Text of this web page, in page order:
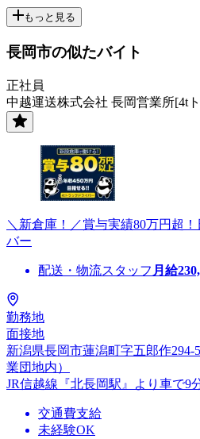
もっと見る
長岡市の似たバイト
正社員
中越運送株式会社 長岡営業所[4t
＼新倉庫！／賞与実績80万円超
バー
配送・物流スタッフ 月給
勤務地
面接地
新潟県長岡市蓮潟町字五郎作
業団地内）
JR信越線『北長岡駅』より車で9
交通費支給
未経験OK